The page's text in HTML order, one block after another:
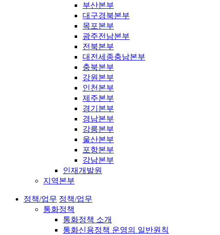
부산본부
대구경북본부
목포본부
광주전남본부
전북본부
대전세종충남본부
충북본부
강원본부
인천본부
제주본부
경기본부
경남본부
강릉본부
울산본부
포항본부
강남본부
인재개발원
지역본부
정책/업무 정책/업무
통화정책
통화정책 소개
통화신용정책 운영의 일반원칙